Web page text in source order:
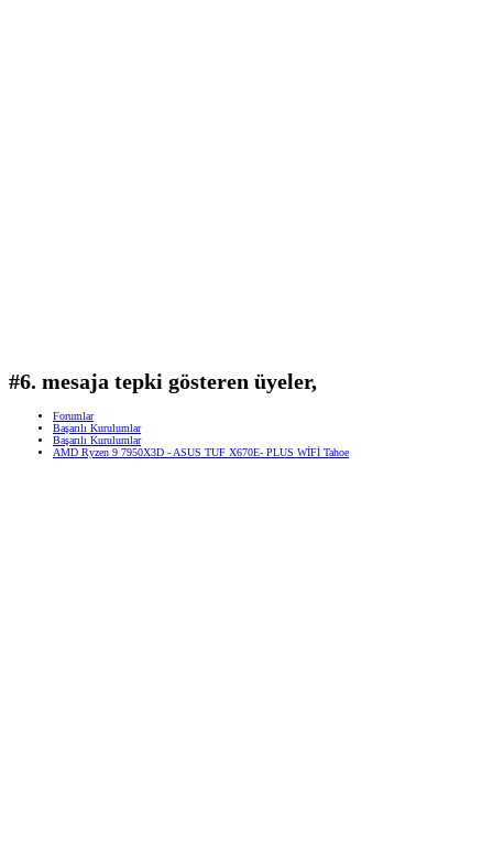
#6. mesaja tepki gösteren üyeler,
Forumlar
Başarılı Kurulumlar
Başarılı Kurulumlar
AMD Ryzen 9 7950X3D - ASUS TUF X670E- PLUS WİFİ Tahoe